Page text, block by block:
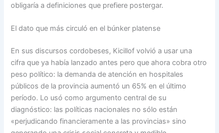
obligaría a definiciones que prefiere postergar.
El dato que más circuló en el búnker platense
En sus discursos cordobeses, Kicillof volvió a usar una
cifra que ya había lanzado antes pero que ahora cobra otro
peso político: la demanda de atención en hospitales
públicos de la provincia aumentó un 65% en el último
período. Lo usó como argumento central de su
diagnóstico: las políticas nacionales no sólo están
«perjudicando financieramente a las provincias» sino